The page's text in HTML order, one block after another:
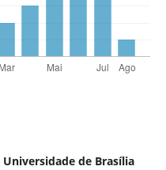
Universidade de Brasília